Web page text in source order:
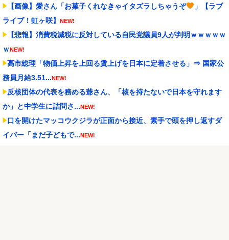
【画像】愛さん「お菓子くれなきゃイタズラしちゃうぞ
」【ラブ
ライブ！虹ヶ咲】
NEW!
【悲報】消費税減税に反対している自民党議員9人が判明ｗｗｗｗｗ
ｗNEW!
高市総理「物価上昇を上回る賃上げを日本に定着させる」⇒ 国家公
務員月給3.51...NEW!
反核団体の代表を務める爺さん、「核を持たないで日本を守れます
か」と中学生に詰問さ...NEW!
口を開けたマッコウクジラが正面から接近、素手で頭を押し返すダ
イバー「まだ子どもで...NEW!